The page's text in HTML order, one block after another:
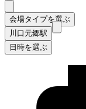
会場タイプを選ぶ
川口元郷駅
日時を選ぶ